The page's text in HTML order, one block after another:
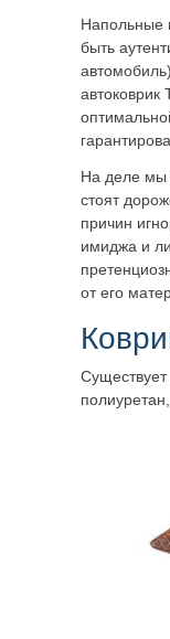
Напольные
быть
На деле мы
стоят
причин
имиджа и
от его